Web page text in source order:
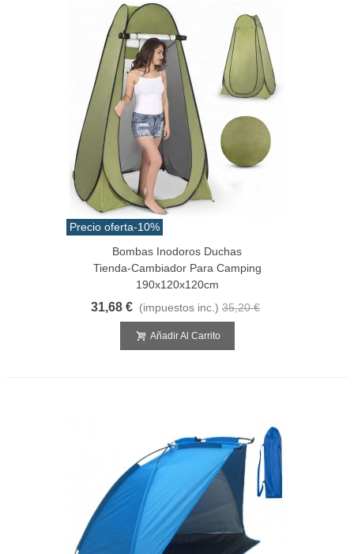
Precio oferta-10%
Bombas Inodoros Duchas
Tienda-Cambiador Para Camping
190x120x120cm
31,68 € (impuestos inc.) 35,20 €
Añadir Al Carrito